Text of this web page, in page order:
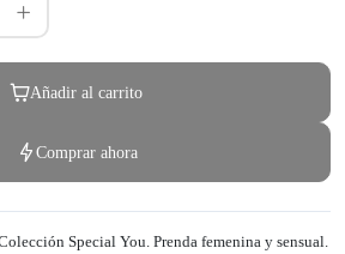
Añadir al carrito
Comprar ahora
Special You. Prenda femenina y sensual.